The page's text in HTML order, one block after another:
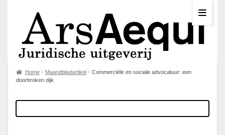
Home Maandbladartikel
Commerciële en sociale advocatuur: een
doorbroken dijk